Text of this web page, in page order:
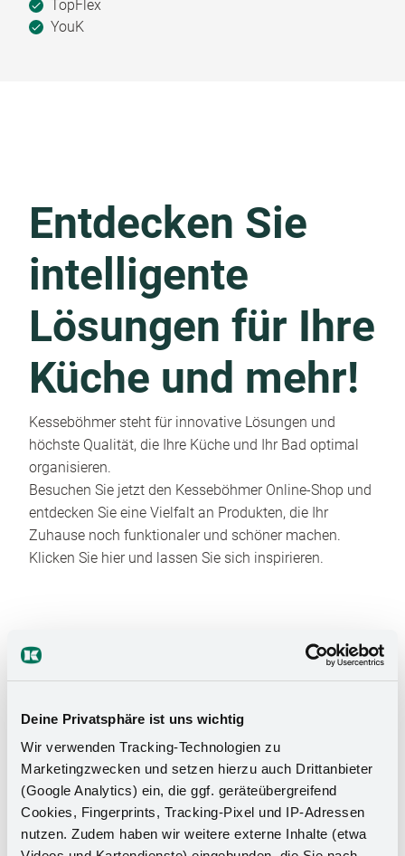
Deine Privatsphäre ist uns wichtig
Wir verwenden Tracking-Technologien zu
Marketingzwecken und setzen hierzu auch Drittanbieter
(Google Analytics) ein, die ggf. geräteübergreifend
Cookies, Fingerprints, Tracking-Pixel und IP-Adressen
nutzen. Zudem haben wir weitere externe Inhalte (etwa
TopFlex
YouK
Entdecken Sie
intelligente
Lösungen für Ihre
Küche und mehr!
Kesseböhmer steht für innovative Lösungen und
höchste Qualität, die Ihre Küche und Ihr Bad optimal
organisieren.
Besuchen Sie jetzt den Kesseböhmer Online-Shop und
entdecken Sie eine Vielfalt an Produkten, die Ihr
Zuhause noch funktionaler und schöner machen.
Klicken Sie hier und lassen Sie sich inspirieren.
Das Stauraumwunder für Ihr
Badezimmer